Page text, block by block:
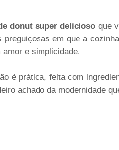
donut super delicioso que
preguiçosas em que a
amor e simplicidade.
é prática, feita com
achado da modernidade